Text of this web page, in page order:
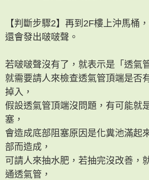
【判斷步驟2】再到2F樓上沖馬桶
還會發出啵啵聲。
若啵啵聲沒有了，就表示是「透氣
就需要請人來檢查透氣管頂端是否
掉入，
假設透氣管頂端沒問題，有可能就
塞，
會造成底部阻塞原因是化糞池滿起
部而造成，
可請人來抽水肥，若抽完沒改善，
通透氣管，